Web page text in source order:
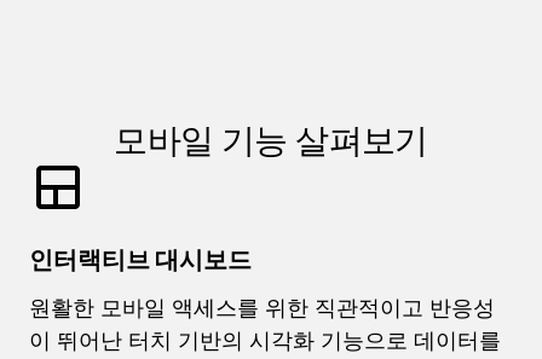
모바일 기능 살펴보기
인터랙티브 대시보드
원활한 모바일 액세스를 위한 직관적이고 반응성
이 뛰어난 터치 기반의 시각화 기능으로 데이터를